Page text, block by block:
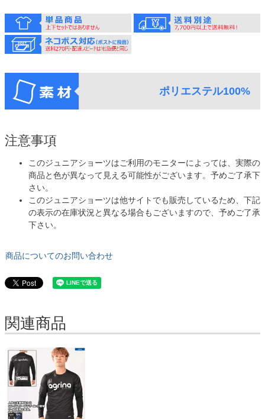
ポリエステル100%
注意事項
このジュニアショーツはご利用のモニターによっては、実際の
商品と色が異なって見える可能性がございます。予めご了承下
さい。
このジュニアショーツは他サイトでも販売しているため、下記
の表示の在庫状況と異なる場合もございますので、予めご了承
下さい。
商品についてのお問い合わせ
関連商品